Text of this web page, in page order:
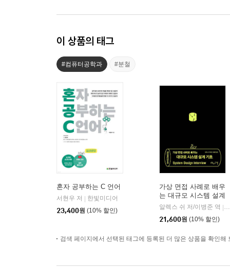
이 상품의 태그
#컴퓨터공학과 #분철
혼자 공부하는 C 언어
서현우 저
한빛미디어
23,400원 (10% 할인)
가상 면접 사례로 배우
는 대규모 시스템 설계
기초
알렉스 쉬 저/이병준 역
21,600원 (10% 할인)
검색 페이지에서 선택된 태그에 등록된 더 많은 상품을 확인해